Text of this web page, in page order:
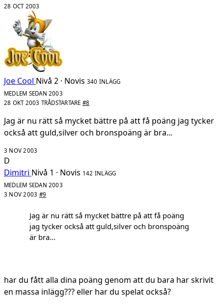
28 OCT 2003
Joe Cool Nivå 2 · Novis 340 INLÄGG
MEDLEM SEDAN 2003
28 OKT 2003 TRÅDSTARTARE #8
Jag är nu rätt så mycket bättre på att få poäng jag tycker
också att guld,silver och bronspoäng är bra...
3 NOV 2003
D
Dimitri Nivå 1 · Novis 142 INLÄGG
MEDLEM SEDAN 2003
3 NOV 2003 #9
Jag är nu rätt så mycket bättre på att få poäng
jag tycker också att guld,silver och bronspoäng
är bra...
har du fått alla dina poäng genom att du bara har skrivit
en massa inlägg??? eller har du spelat också?